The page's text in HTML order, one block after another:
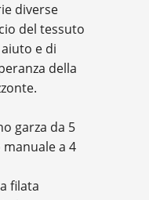
diverse
del tessuto
e di
della
garza da 5
a 4
filata